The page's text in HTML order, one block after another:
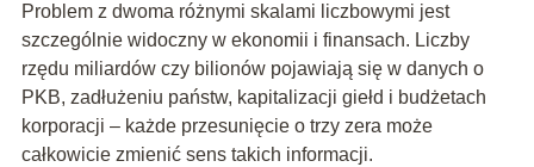
Problem z dwoma różnymi skalami liczbowymi jest
szczególnie widoczny w ekonomii i finansach. Liczby
rzędu miliardów czy bilionów pojawiają się w danych o
PKB, zadłużeniu państw, kapitalizacji giełd i budżetach
korporacji – każde przesunięcie o trzy zera może
całkowicie zmienić sens takich informacji.